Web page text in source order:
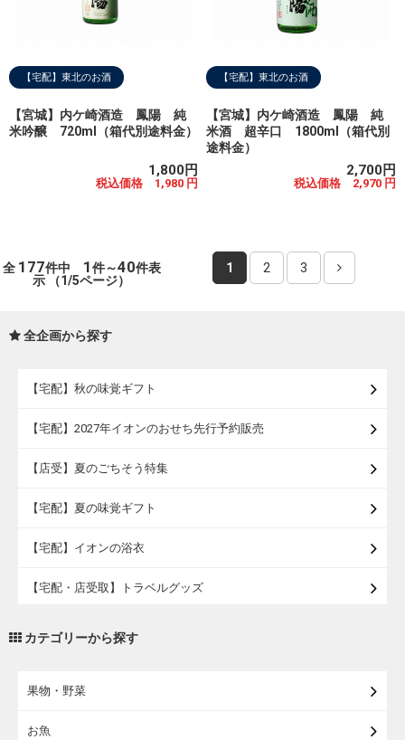
【宅配】東北のお酒
【宮城】内ケ崎酒造 鳳陽 純
米吟醸 720ml（箱代別途料金）
1,800円
税込価格 1,980 円
【宅配】東北のお酒
【宮城】内ケ崎酒造 鳳陽 純
米酒 超辛口 1800ml（箱代別
途料金）
2,700円
税込価格 2,970 円
全 177件中 1件～40件表
示 （1/5ページ）
1 2 3
全企画から探す
【宅配】秋の味覚ギフト
【宅配】2027年イオンのおせち先行予約販売
【店受】夏のごちそう特集
【宅配】夏の味覚ギフト
【宅配】イオンの浴衣
【宅配・店受取】トラベルグッズ
カテゴリーから探す
果物・野菜
お魚